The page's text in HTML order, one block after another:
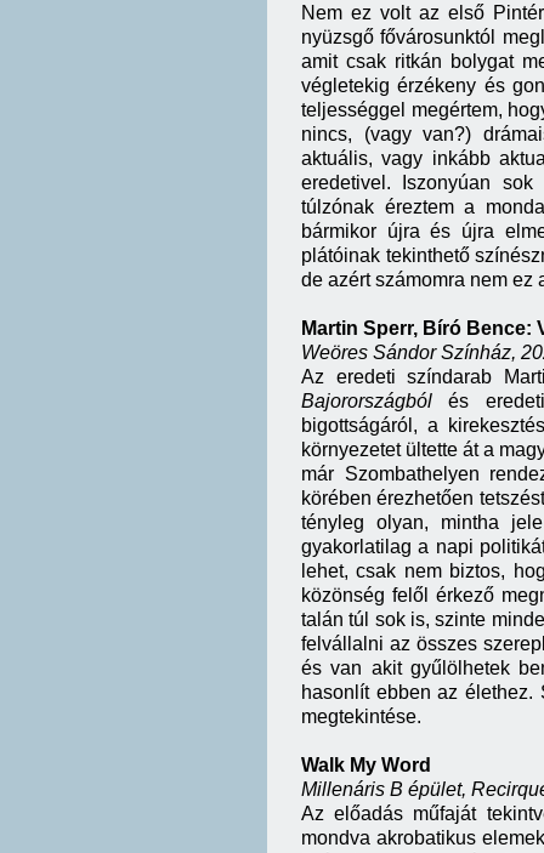
Nem ez volt az első
nyüzsgő fővárosunktól
amit csak ritkán bolygat
végletekig érzékeny és
teljességgel megértem,
nincs, (vagy van?)
aktuális, vagy inkább
eredetivel. Iszonyúan
túlzónak éreztem a
bármikor újra és újra
plátóinak tekinthető
de azért számomra nem ez
Martin Sperr, Bíró Bence:
Weöres Sándor Színház,
Az eredeti színdarab
Bajorországból és
bigottságáról, a
környezetet ültette át a
már Szombathelyen
körében érezhetően
tényleg olyan, mintha
gyakorlatilag a napi
lehet, csak nem biztos,
közönség felől érkező
talán túl sok is, szinte
felvállalni az összes
és van akit gyűlölhetek
hasonlít ebben az
megtekintése.
Walk My Word
Millenáris B épület,
Az előadás műfaját
mondva akrobatikus